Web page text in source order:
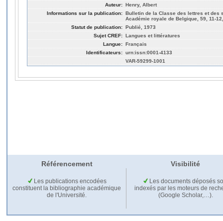
Auteur: Henry, Albert
Informations sur la publication: Bulletin de la Classe des lettres et des
Académie royale de Belgique, 59, 11-
Statut de publication: Publié, 1973
Sujet CREF: Langues et littératures
Langue: Français
Identificateurs: urn:issn:0001-4133
VAR-59299-1001
Référencement Visibilité
Les publications encodées
constituent la bibliographie académique
de l'Université.
Les documents déposés
indexés par les moteurs de
(Google Scholar,…).